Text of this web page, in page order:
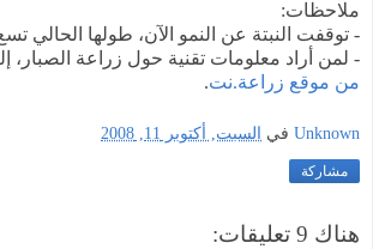
ملاحظات:
- توقفت النبتة عن النمو الآن، طولها الحالي
- لمن أراد معلومات تقنية حول زراعة الصبار،
من موقع زراعة.نت.
Unknown في السبت, أكتوبر 11, 2008
مشاركة
هناك 9 تعليقات: